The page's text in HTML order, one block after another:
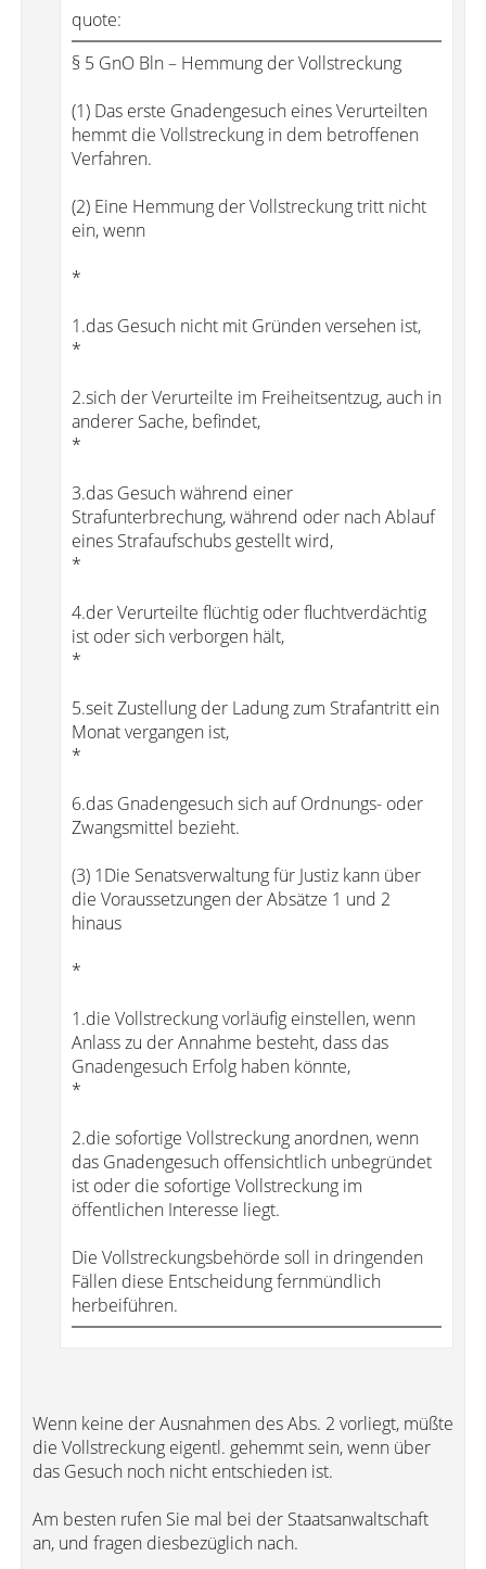
quote:
§ 5 GnO Bln – Hemmung der Vollstreckung
(1) Das erste Gnadengesuch eines Verurteilten
hemmt die Vollstreckung in dem betroffenen
Verfahren.
(2) Eine Hemmung der Vollstreckung tritt nicht
ein, wenn
*
1.das Gesuch nicht mit Gründen versehen ist,
*
2.sich der Verurteilte im Freiheitsentzug, auch in
anderer Sache, befindet,
*
3.das Gesuch während einer
Strafunterbrechung, während oder nach Ablauf
eines Strafaufschubs gestellt wird,
*
4.der Verurteilte flüchtig oder fluchtverdächtig
ist oder sich verborgen hält,
*
5.seit Zustellung der Ladung zum Strafantritt ein
Monat vergangen ist,
*
6.das Gnadengesuch sich auf Ordnungs- oder
Zwangsmittel bezieht.
(3) 1Die Senatsverwaltung für Justiz kann über
die Voraussetzungen der Absätze 1 und 2
hinaus
*
1.die Vollstreckung vorläufig einstellen, wenn
Anlass zu der Annahme besteht, dass das
Gnadengesuch Erfolg haben könnte,
*
2.die sofortige Vollstreckung anordnen, wenn
das Gnadengesuch offensichtlich unbegründet
ist oder die sofortige Vollstreckung im
öffentlichen Interesse liegt.
Die Vollstreckungsbehörde soll in dringenden
Fällen diese Entscheidung fernmündlich
herbeiführen.
Wenn keine der Ausnahmen des Abs. 2 vorliegt, müßte
die Vollstreckung eigentl. gehemmt sein, wenn über
das Gesuch noch nicht entschieden ist.
Am besten rufen Sie mal bei der Staatsanwaltschaft
an, und fragen diesbezüglich nach.